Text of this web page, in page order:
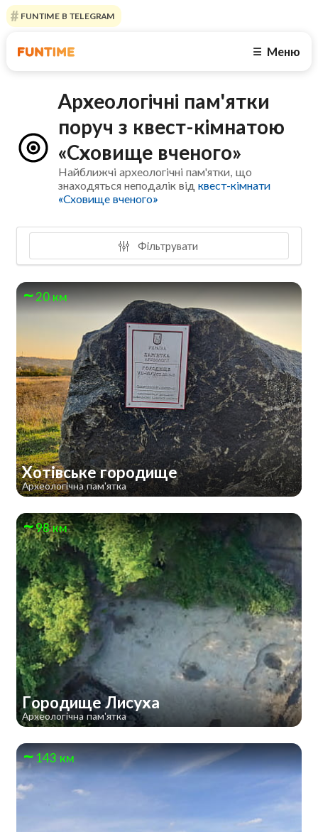
FUNTIME В TELEGRAM
☰ Меню
Археологічні пам'ятки
поруч з квест-кімнатою
«Сховище вченого»
Найближчі археологічні пам'ятки, що
знаходяться неподалік відквест-кімнати
«Сховище вченого»
Фільтрувати
20 км
Хотівське городище
Археологічна пам'ятка
98 км
Городище Лисуха
Археологічна пам'ятка
143 км